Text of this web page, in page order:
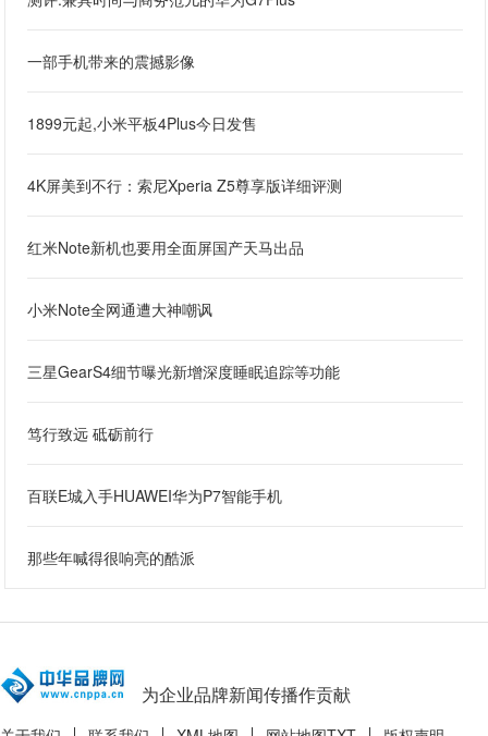
一部手机带来的震撼影像
1899元起,小米平板4Plus今日发售
4K屏美到不行：索尼Xperia Z5尊享版详细评测
红米Note新机也要用全面屏国产天马出品
小米Note全网通遭大神嘲讽
三星GearS4细节曝光新增深度睡眠追踪等功能
笃行致远 砥砺前行
百联E城入手HUAWEI华为P7智能手机
那些年喊得很响亮的酷派
为企业品牌新闻传播作贡献